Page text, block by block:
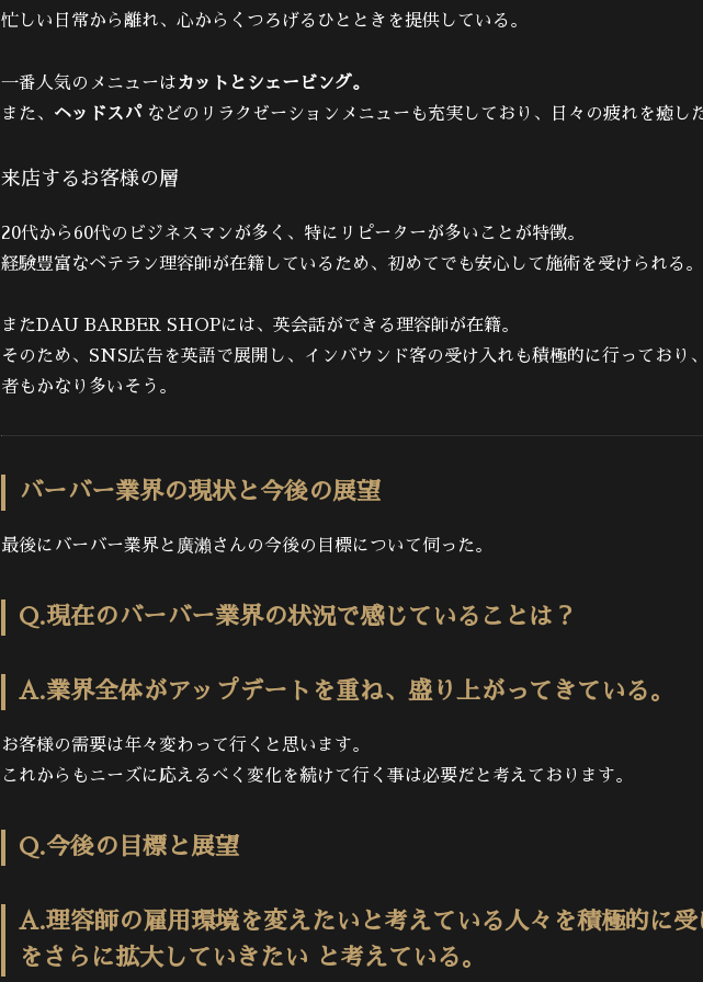
忙しい日常から離れ、心からくつろげるひとときを提供している。
一番人気のメニューは カットとシェービング。
また、 ヘッドスパ などのリラクゼーションメニューも充実しており、日々の疲れを癒し
来店するお客様の層
20代から60代のビジネスマンが多く、特にリピーターが多いことが特徴。
経験豊富なベテラン理容師が在籍しているため、初めてでも安心して施術を受けられる。
またDAU BARBER SHOPには、英会話ができる理容師が在籍。
そのため、SNS広告を英語で展開し、インバウンド客の受け入れも積極的に行っており
者もかなり多いそう。
バーバー業界の現状と今後の展望
最後にバーバー業界と廣瀨さんの今後の目標について伺った。
Q.現在のバーバー業界の状況で感じていることは？
A.業界全体がアップデートを重ね、盛り上がってきている。
お客様の需要は年々変わって行くと思います。
これからもニーズに応えるべく変化を続けて行く事は必要だと考えております。
Q.今後の目標と展望
A.理容師の雇用環境を変えたいと考えている人々を積極的に
をさらに拡大していきたい と考えている。